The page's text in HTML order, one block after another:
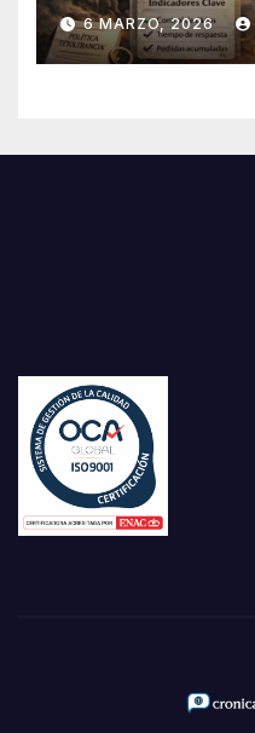
6 MARZO, 2026